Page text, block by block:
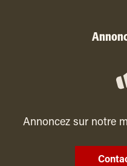
Annoncez sur notre